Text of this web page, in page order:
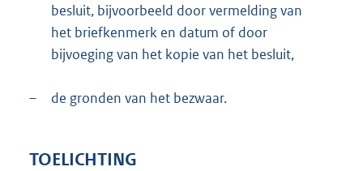
besluit, bijvoorbeeld door vermelding van
het briefkenmerk en datum of door
bijvoeging van het kopie van het besluit,
– de gronden van het bezwaar.
TOELICHTING